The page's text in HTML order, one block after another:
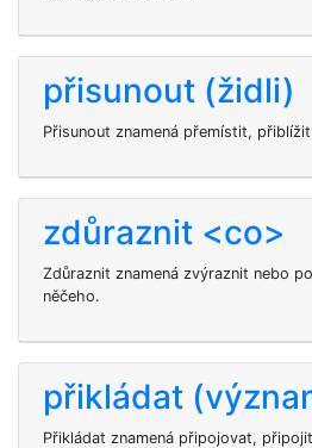
přisunout (židli)
Přisunout znamená přemístit,
zdůraznit <co>
Zdůraznit znamená zvýraznit nebo
něčeho.
přikládat
Přikládat znamená připojovat,